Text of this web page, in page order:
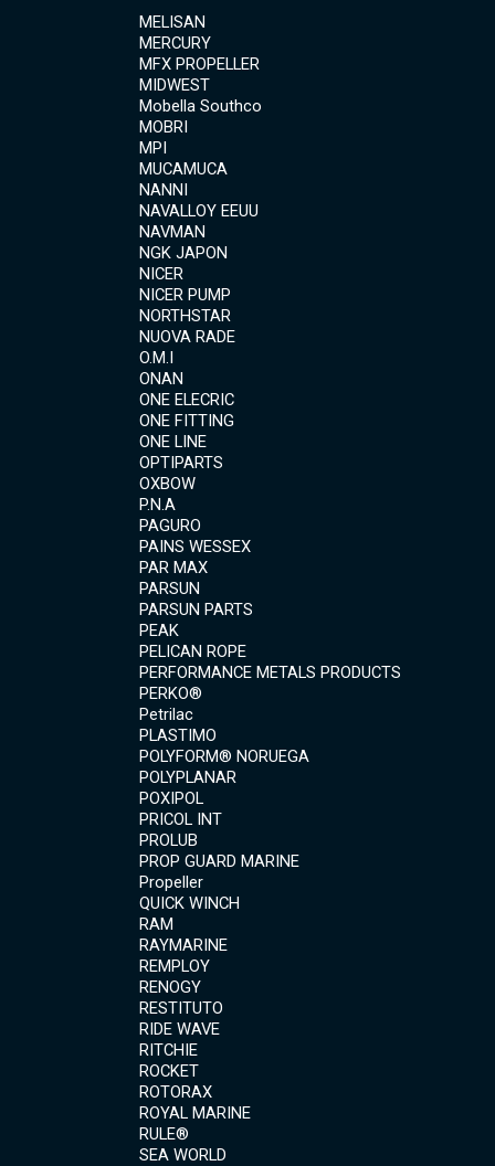
MELISAN
MERCURY
MFX PROPELLER
MIDWEST
Mobella Southco
MOBRI
MPI
MUCAMUCA
NANNI
NAVALLOY EEUU
NAVMAN
NGK JAPON
NICER
NICER PUMP
NORTHSTAR
NUOVA RADE
O.M.I
ONAN
ONE ELECRIC
ONE FITTING
ONE LINE
OPTIPARTS
OXBOW
P.N.A
PAGURO
PAINS WESSEX
PAR MAX
PARSUN
PARSUN PARTS
PEAK
PELICAN ROPE
PERFORMANCE METALS PRODUCTS
PERKO®
Petrilac
PLASTIMO
POLYFORM® NORUEGA
POLYPLANAR
POXIPOL
PRICOL INT
PROLUB
PROP GUARD MARINE
Propeller
QUICK WINCH
RAM
RAYMARINE
REMPLOY
RENOGY
RESTITUTO
RIDE WAVE
RITCHIE
ROCKET
ROTORAX
ROYAL MARINE
RULE®
SEA WORLD